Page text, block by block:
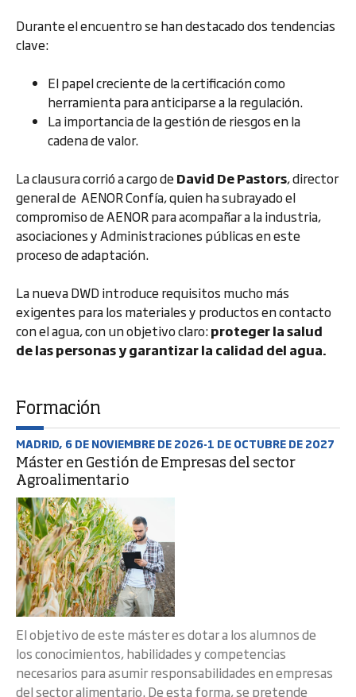
Durante el encuentro se han destacado dos tendencias
clave:
El papel creciente de la certificación como
herramienta para anticiparse a la regulación.
La importancia de la gestión de riesgos en la
cadena de valor.
La clausura corrió a cargo deDavid De Pastors, director
general de AENOR Confía, quien ha subrayado el
compromiso de AENOR para acompañar a la industria,
asociaciones y Administraciones públicas en este
proceso de adaptación.
La nueva DWD introduce requisitos mucho más
exigentes para los materiales y productos en contacto
con el agua, con un objetivo claro:proteger la salud
de las personas y garantizar la calidad del agua.
Formación
MADRID, 6 DE NOVIEMBRE DE 2026-1 DE OCTUBRE DE 2027
Máster en Gestión de Empresas del sector
Agroalimentario
El objetivo de este máster es dotar a los alumnos de
los conocimientos, habilidades y competencias
necesarios para asumir responsabilidades en empresas
del sector alimentario. De esta forma, se pretende